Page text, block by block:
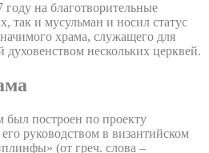
на благотворительные
так и мусульман и носил статус
храма, служащего для
нескольких церквей.
был построен по проекту
руководством в византийском
(от греч. слова –